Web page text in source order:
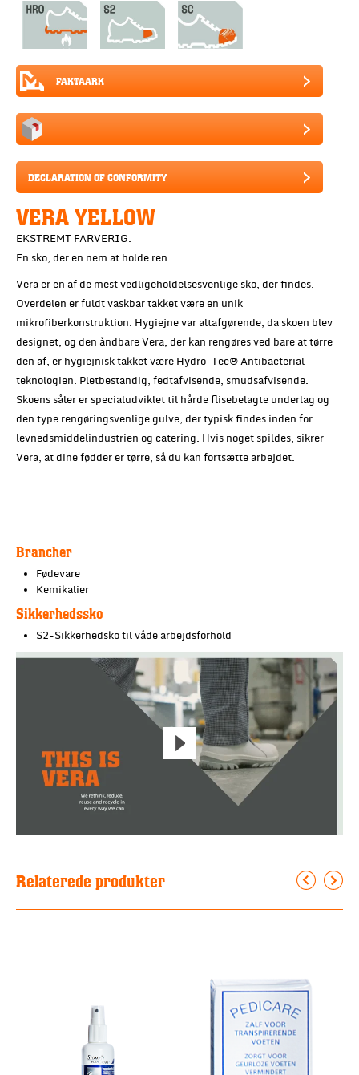
FAKTAARK
DECLARATION OF CONFORMITY
VERA YELLOW
EKSTREMT FARVERIG.
En sko, der en nem at holde ren.
Vera er en af de mest vedligeholdelsesvenlige sko, der findes.
Overdelen er fuldt vaskbar takket være en unik
mikrofiberkonstruktion. Hygiejne var altafgørende, da skoen blev
designet, og den åndbare Vera, der kan rengøres ved bare at tørre
den af, er hygiejnisk takket være Hydro-Tec® Antibacterial-
teknologien. Pletbestandig, fedtafvisende, smudsafvisende.
Skoens såler er specialudviklet til hårde flisebelagte underlag og
den type rengøringsvenlige gulve, der typisk findes inden for
levnedsmiddelindustrien og catering. Hvis noget spildes, sikrer
Vera, at dine fødder er tørre, så du kan fortsætte arbejdet.
Brancher
Fødevare
Kemikalier
Sikkerhedssko
S2-Sikkerhedsko til våde arbejdsforhold
Relaterede produkter